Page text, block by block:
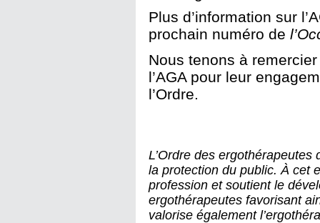
Plus d’information sur
prochain numéro de
Nous tenons à
l’AGA pour leur
l’Ordre.
L’Ordre des ergothérapeutes
la protection du public. À cet
profession et soutient le
ergothérapeutes favorisant
valorise également